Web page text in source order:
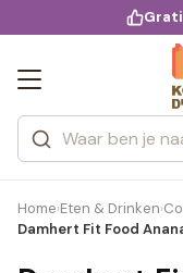
Zoeken
Categorieën
Merken
Home›Eten & Drinken›
Damhert Fit Food